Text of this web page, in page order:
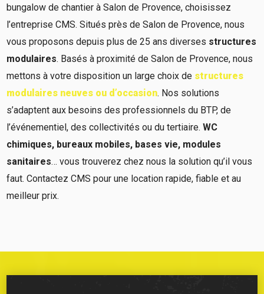
bungalow de chantier à Salon de Provence, choisissez
l’entreprise CMS. Situés près de Salon de Provence, nous
vous proposons depuis plus de 25 ans diverses structures
modulaires. Basés à proximité de Salon de Provence, nous
mettons à votre disposition un large choix de structures
modulaires neuves ou d’occasion. Nos solutions
s’adaptent aux besoins des professionnels du BTP, de
l’événementiel, des collectivités ou du tertiaire.WC
chimiques, bureaux mobiles, bases vie, modules
sanitaires… vous trouverez chez nous la solution qu’il vous
faut. Contactez CMS pour une location rapide, fiable et au
meilleur prix.